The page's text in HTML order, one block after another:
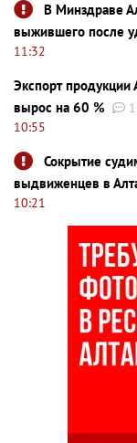
В Минздраве
выжившего после
11:32
Экспорт продукции
вырос на 60 %
1
10:55
Сокрытие
выдвиженцев в
10:21